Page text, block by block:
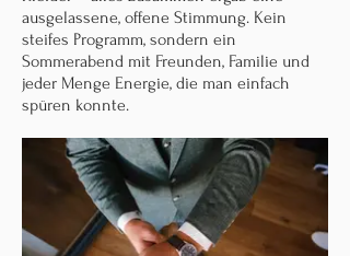
ausgelassene, offene Stimmung. Kein
steifes Programm, sondern ein
Sommerabend mit Freunden, Familie und
jeder Menge Energie, die man einfach
spüren konnte.